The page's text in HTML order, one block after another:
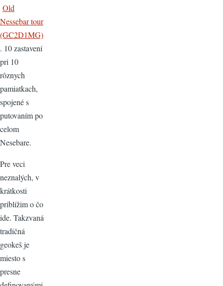
Old
Nessebar tour
(GC2D1MG)
. 10 zastavení
pri 10
rôznych
pamiatkach,
spojené s
putovaním po
celom
Nesebare.
Pre veci
neznalých, v
krátkosti
priblížim o čo
ide. Takzvaná
tradičná
geokeš je
miesto s
presne